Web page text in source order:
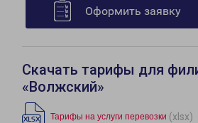
Оформить заявку
Скачать тарифы для
«Волжский»
Тарифы на услуги перевозки (xlsx)